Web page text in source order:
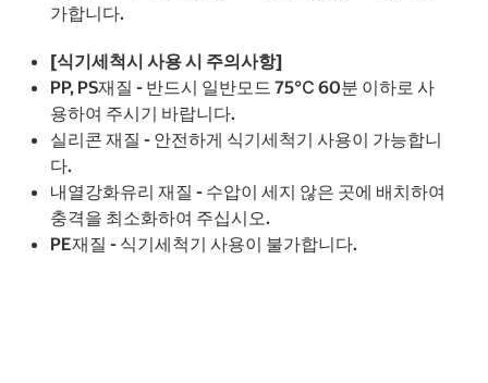
가합니다.
[식기세척시 사용 시 주의사항]
PP, PS재질 - 반드시 일반모드 75℃ 60분 이하로 사
용하여 주시기 바랍니다.
실리콘 재질 - 안전하게 식기세척기 사용이 가능합니
다.
내열강화유리 재질 - 수압이 세지 않은 곳에 배치하여
충격을 최소화하여 주십시오.
PE재질 - 식기세척기 사용이 불가합니다.